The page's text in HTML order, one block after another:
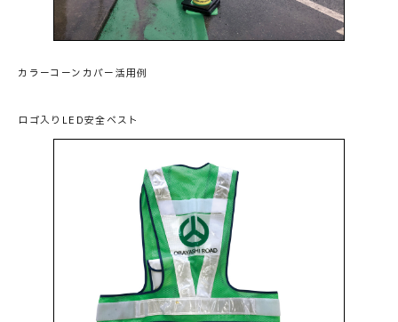
カラーコーンカバー活用例
ロゴ入りLED安全ベスト